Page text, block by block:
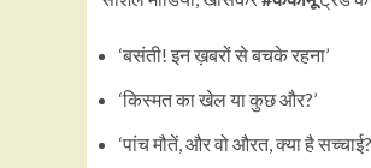
‘बसंती! इन ख़बरों से बचके रहना’
‘किस्मत का खेल या कुछ और?’
‘पांच मौतें, और वो औरत, क्या है